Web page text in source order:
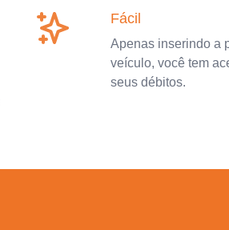
Fácil
Apenas inserindo a
veículo, você tem
seus débitos.